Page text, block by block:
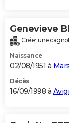
Genevieve
Créer une
Naissance
02/08/1951 à
Décès
16/09/1998 à